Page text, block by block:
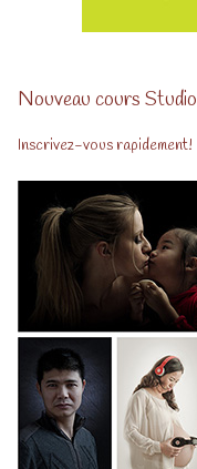
Nouveau cours Studio
Inscrivez-vous rapidement!